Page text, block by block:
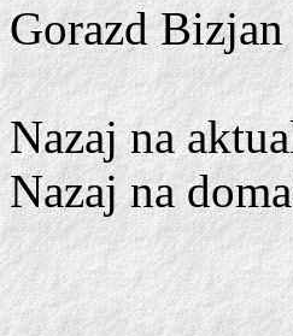
Gorazd Bizjan
Nazaj na
Nazaj na